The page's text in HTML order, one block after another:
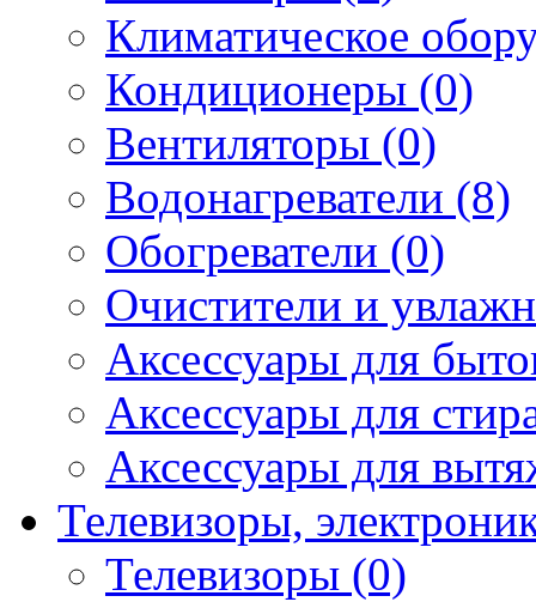
Климатическое
Кондиционеры (0)
Вентиляторы (0)
Водонагреватели (8)
Обогреватели (0)
Очистители и
Аксессуары для
Аксессуары для
Аксессуары для
Телевизоры,
Телевизоры (0)